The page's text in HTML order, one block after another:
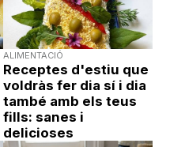
ALIMENTACIÓ
Receptes d'estiu que
voldràs fer dia sí i dia
també amb els teus
fills: sanes i
delicioses